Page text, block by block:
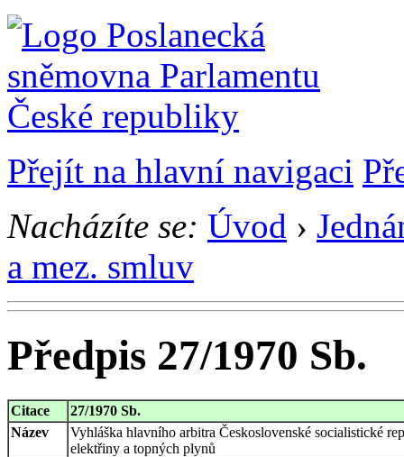
Přejít na hlavní navigaci
Nacházíte se: Úvod ›
a mez. smluv
Předpis 27/1970 Sb.
Citace
27/1970 Sb.
Název
Vyhláška hlavního arbitra Československé socialistické
elektřiny a topných plynů